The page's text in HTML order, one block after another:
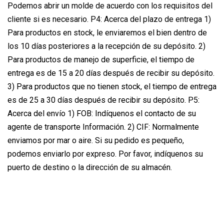
Podemos abrir un molde de acuerdo con los requisitos del
cliente si es necesario. P4: Acerca del plazo de entrega 1)
Para productos en stock, le enviaremos el bien dentro de
los 10 días posteriores a la recepción de su depósito. 2)
Para productos de manejo de superficie, el tiempo de
entrega es de 15 a 20 días después de recibir su depósito.
3) Para productos que no tienen stock, el tiempo de entrega
es de 25 a 30 días después de recibir su depósito. P5:
Acerca del envío 1) FOB: Indíquenos el contacto de su
agente de transporte Información. 2) CIF: Normalmente
enviamos por mar o aire. Si su pedido es pequeño,
podemos enviarlo por expreso. Por favor, indíquenos su
puerto de destino o la dirección de su almacén.